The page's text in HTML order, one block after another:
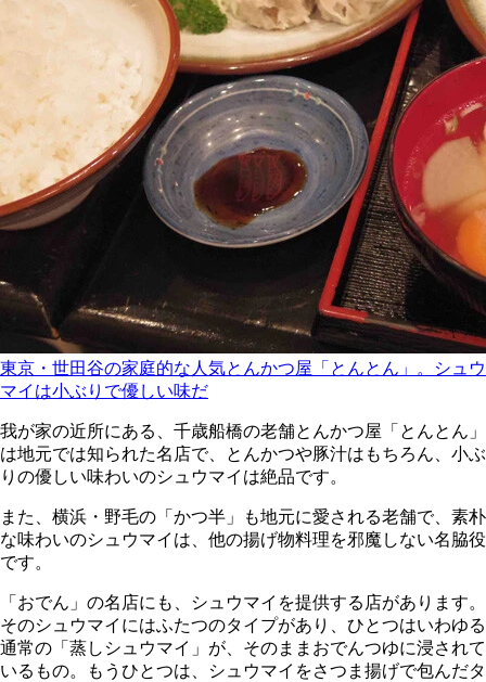
東京・世田谷の家庭的な人気とんかつ屋「とんとん」。シュウ
マイは小ぶりで優しい味だ
我が家の近所にある、千歳船橋の老舗とんかつ屋「とんとん」
は地元では知られた名店で、とんかつや豚汁はもちろん、小ぶ
りの優しい味わいのシュウマイは絶品です。
また、横浜・野毛の「かつ半」も地元に愛される老舗で、素朴
な味わいのシュウマイは、他の揚げ物料理を邪魔しない名脇役
です。
「おでん」の名店にも、シュウマイを提供する店があります。
そのシュウマイにはふたつのタイプがあり、ひとつはいわゆる
通常の「蒸しシュウマイ」が、そのままおでんつゆに浸されて
いるもの。もうひとつは、シュウマイをさつま揚げで包んだタ